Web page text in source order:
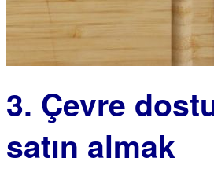
3. Çevre
satın almak